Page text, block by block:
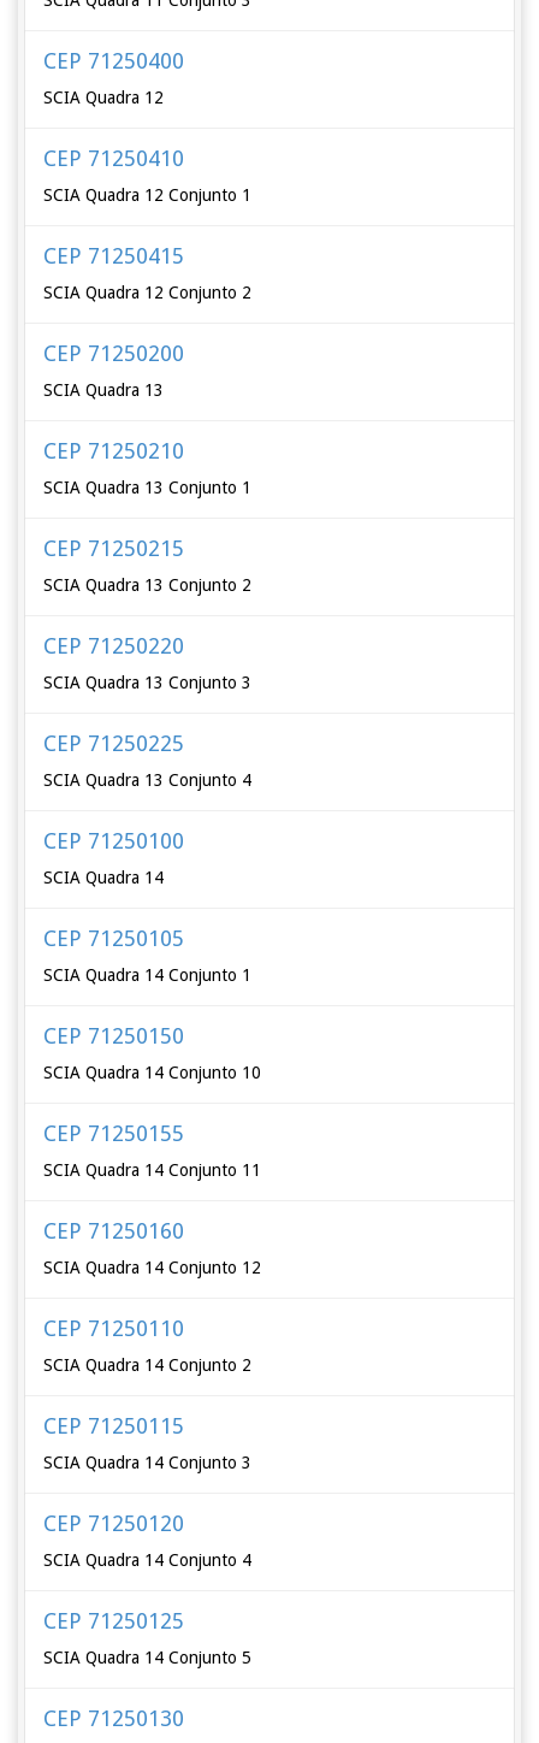
CEP 71250400
SCIA Quadra 12
CEP 71250410
SCIA Quadra 12 Conjunto 1
CEP 71250415
SCIA Quadra 12 Conjunto 2
CEP 71250200
SCIA Quadra 13
CEP 71250210
SCIA Quadra 13 Conjunto 1
CEP 71250215
SCIA Quadra 13 Conjunto 2
CEP 71250220
SCIA Quadra 13 Conjunto 3
CEP 71250225
SCIA Quadra 13 Conjunto 4
CEP 71250100
SCIA Quadra 14
CEP 71250105
SCIA Quadra 14 Conjunto 1
CEP 71250150
SCIA Quadra 14 Conjunto 10
CEP 71250155
SCIA Quadra 14 Conjunto 11
CEP 71250160
SCIA Quadra 14 Conjunto 12
CEP 71250110
SCIA Quadra 14 Conjunto 2
CEP 71250115
SCIA Quadra 14 Conjunto 3
CEP 71250120
SCIA Quadra 14 Conjunto 4
CEP 71250125
SCIA Quadra 14 Conjunto 5
CEP 71250130